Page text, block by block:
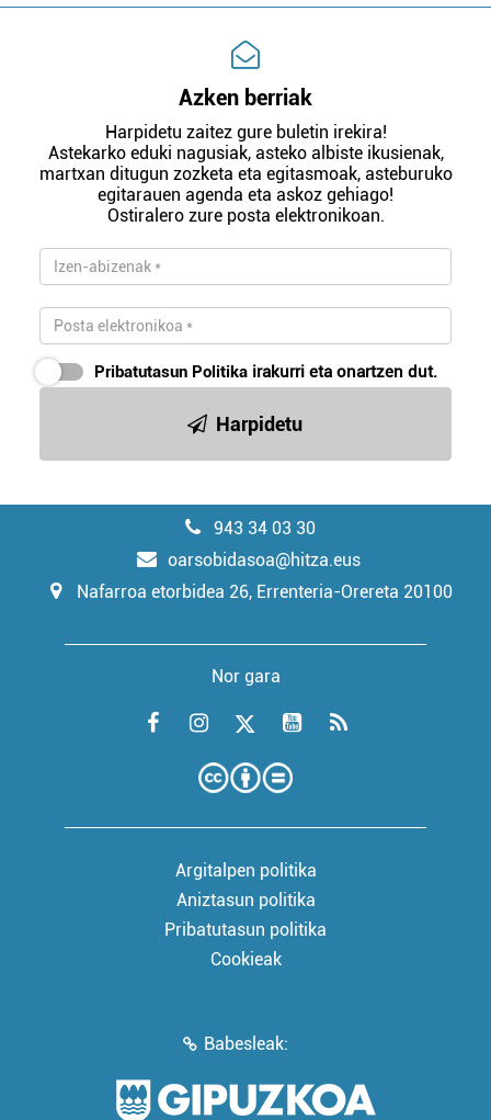
Azken berriak
Harpidetu zaitez gure buletin irekira!
Astekarko eduki nagusiak, asteko albiste ikusienak,
martxan ditugun zozketa eta egitasmoak, asteburuko
egitarauen agenda eta askoz gehiago!
Ostiralero zure posta elektronikoan.
Pribatutasun Politika irakurri eta onartzen dut.
Harpidetu
943 34 03 30
oarsobidasoa@hitza.eus
Nafarroa etorbidea 26, Errenteria-Orereta 20100
Nor gara
Argitalpen politika
Aniztasun politika
Pribatutasun politika
Cookieak
Babesleak: